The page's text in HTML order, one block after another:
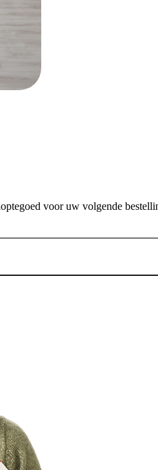
voor uw volgende